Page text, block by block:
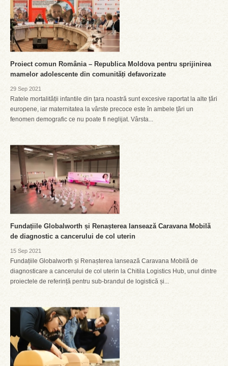
Proiect comun România – Republica Moldova pentru sprijinirea
mamelor adolescente din comunități defavorizate
29 Sep 2021
Ratele mortalității infantile din țara noastră sunt excesive raportat la alte țări
europene, iar maternitatea la vârste precoce este în ambele țări un
fenomen demografic ce nu poate fi neglijat. Vârsta...
Fundațiile Globalworth și Renașterea lansează Caravana Mobilă
de diagnostic a cancerului de col uterin
15 Sep 2021
Fundațiile Globalworth și Renașterea lansează Caravana Mobilă de
diagnosticare a cancerului de col uterin la Chitila Logistics Hub, unul dintre
proiectele de referință pentru sub-brandul de logistică și...